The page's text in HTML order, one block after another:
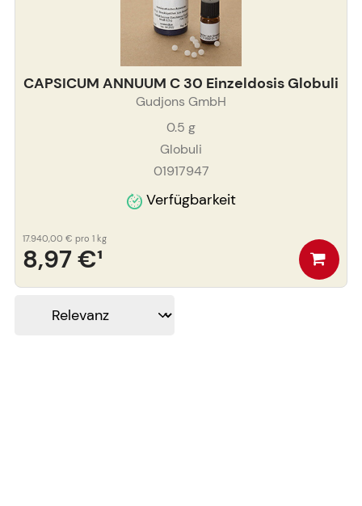
CAPSICUM ANNUUM C 30 Einzeldosis Globuli
Gudjons GmbH
0.5 g
Globuli
01917947
Verfügbarkeit
8,97 €¹
17.940,00 € pro 1 kg